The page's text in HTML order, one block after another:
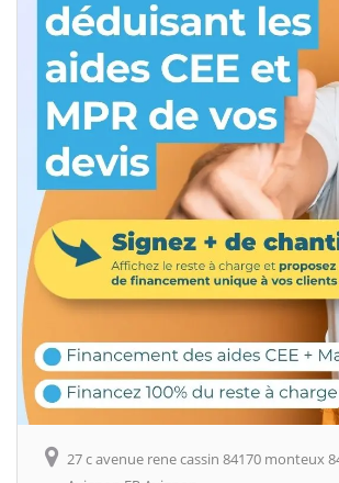
27 c avenue rene cassin 84170 monteux